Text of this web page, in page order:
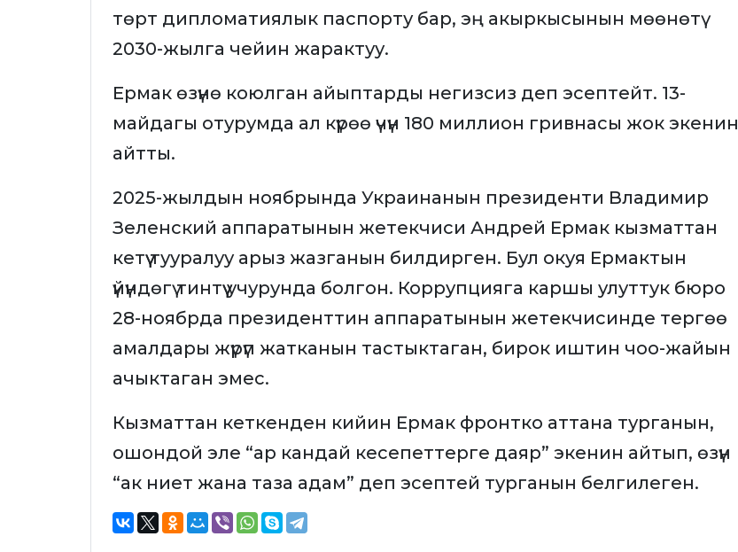
төрт дипломатиялык паспорту бар, эң акыркысынын мөөнөтү
2030-жылга чейин жарактуу.
Ермак өзүнө коюлган айыптарды негизсиз деп эсептейт. 13-
майдагы отурумда ал күрөө үчүн 180 миллион гривнасы жок экенин
айтты.
2025-жылдын ноябрында Украинанын президенти Владимир
Зеленский аппаратынын жетекчиси Андрей Ермак кызматтан
кетүү тууралуу арыз жазганын билдирген. Бул окуя Ермактын
үйүндөгү тинтүү учурунда болгон. Коррупцияга каршы улуттук бюро
28-ноябрда президенттин аппаратынын жетекчисинде тергөө
амалдары жүрүп жатканын тастыктаган, бирок иштин чоо-жайын
ачыктаган эмес.
Кызматтан кеткенден кийин Ермак фронтко аттана турганын,
ошондой эле “ар кандай кесепеттерге даяр” экенин айтып, өзүн
“ак ниет жана таза адам” деп эсептей турганын белгилеген.